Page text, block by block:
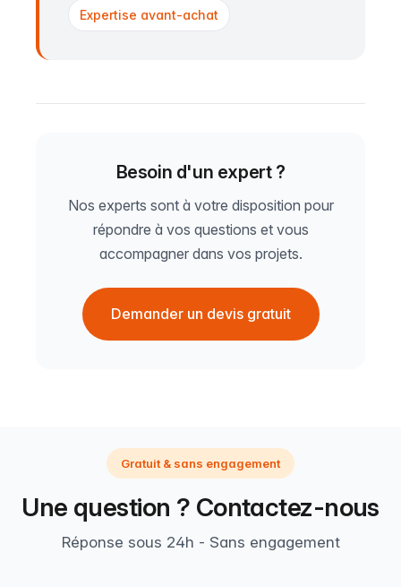
Expertise avant-achat
Besoin d'un expert ?
Nos experts sont à votre disposition pour
répondre à vos questions et vous
accompagner dans vos projets.
Demander un devis gratuit
Gratuit & sans engagement
Une question ? Contactez-nous
Réponse sous 24h - Sans engagement